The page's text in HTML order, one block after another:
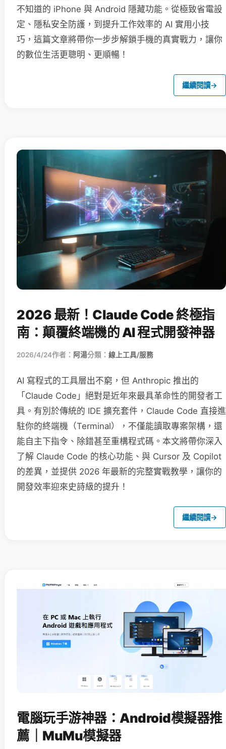
不知道的 iPhone 與 Android 隱藏功能。從極致省電設
定、隱私安全防護，到提升工作效率的 AI 實用小技
巧，這篇文章將帶你一步步解鎖手機的真實戰力，讓你
的數位生活更聰明、更順暢！
繼續閱讀→
2026 最新！Claude Code 終極指
南：顛覆終端機的 AI 程式開發神器
2026/4/24作者： 阿湯分類： 線上工具/服務
AI 寫程式的工具層出不窮，但 Anthropic 推出的
「Claude Code」絕對是近年來最具革命性的開發者工
具。有別於傳統的 IDE 擴充套件，Claude Code 直接進
駐你的終端機（Terminal），不僅能讀取專案架構，還
能自主下指令、除錯甚至重構程式碼。本文將帶你深入
了解 Claude Code 的核心功能、與 Cursor 及 Copilot
的差異，並提供 2026 年最新的完整實戰教學，讓你的
開發效率迎來史詩級的提升！
繼續閱讀→
電腦玩手游神器：Android模擬器推
薦｜MuMu模擬器